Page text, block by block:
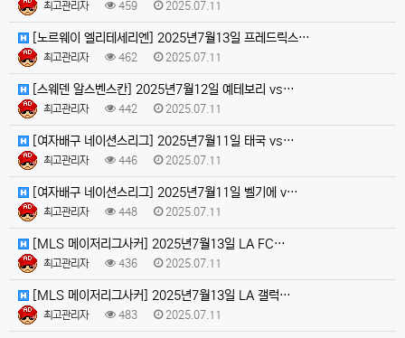
최고관리자 459 2025.07.11
[노르웨이 엘리테세리엔] 2025년7월13일 프레드릭스…
최고관리자 462 2025.07.11
[스웨덴 알스벤스칸] 2025년7월12일 예테보리 vs…
최고관리자 442 2025.07.11
[여자배구 네이션스리그] 2025년7월11일 태국 vs…
최고관리자 446 2025.07.11
[여자배구 네이션스리그] 2025년7월11일 벨기에 v…
최고관리자 448 2025.07.11
[MLS 메이저리그사커] 2025년7월13일 LA FC…
최고관리자 436 2025.07.11
[MLS 메이저리그사커] 2025년7월13일 LA 갤럭…
최고관리자 483 2025.07.11